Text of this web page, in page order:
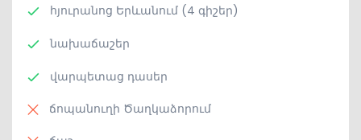
հյուրանոց Երևանում (4 գիշեր)
նախաճաշեր
վարպետաց դասեր
ճոպանուղի Ծաղկաձորում